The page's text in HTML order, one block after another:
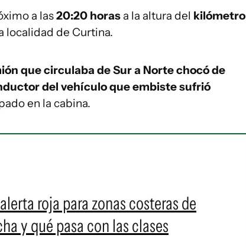
a las20:20 horas a la altura del kilómetro
localidad de Curtina.
que circulaba de Sur a Norte chocó de
del vehículo que embiste sufrió
en la cabina.
roja para zonas costeras de
y qué pasa con las clases